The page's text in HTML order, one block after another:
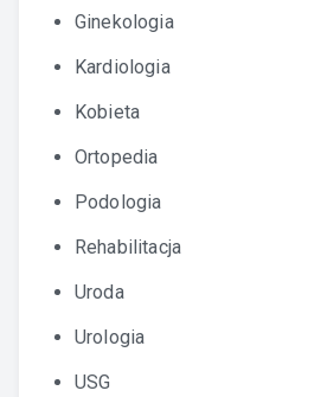
Ginekologia
Kardiologia
Kobieta
Ortopedia
Podologia
Rehabilitacja
Uroda
Urologia
USG